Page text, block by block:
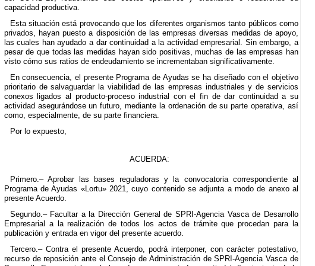
capacidad productiva.
Esta situación está provocando que los diferentes organismos tanto públicos como
privados, hayan puesto a disposición de las empresas diversas medidas de apoyo,
las cuales han ayudado a dar continuidad a la actividad empresarial. Sin embargo, a
pesar de que todas las medidas hayan sido positivas, muchas de las empresas han
visto cómo sus ratios de endeudamiento se incrementaban significativamente.
En consecuencia, el presente Programa de Ayudas se ha diseñado con el objetivo
prioritario de salvaguardar la viabilidad de las empresas industriales y de servicios
conexos ligados al producto-proceso industrial con el fin de dar continuidad a su
actividad asegurándose un futuro, mediante la ordenación de su parte operativa, así
como, especialmente, de su parte financiera.
Por lo expuesto,
ACUERDA:
Primero.– Aprobar las bases reguladoras y la convocatoria correspondiente al
Programa de Ayudas «Lortu» 2021, cuyo contenido se adjunta a modo de anexo al
presente Acuerdo.
Segundo.– Facultar a la Dirección General de SPRI-Agencia Vasca de Desarrollo
Empresarial a la realización de todos los actos de trámite que procedan para la
publicación y entrada en vigor del presente acuerdo.
Tercero.– Contra el presente Acuerdo, podrá interponer, con carácter potestativo,
recurso de reposición ante el Consejo de Administración de SPRI-Agencia Vasca de